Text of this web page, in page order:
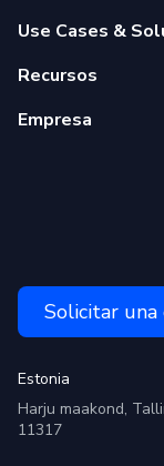
Use Cases &
Recursos
Empresa
Solicitar
Estonia
Harju maakond,
11317